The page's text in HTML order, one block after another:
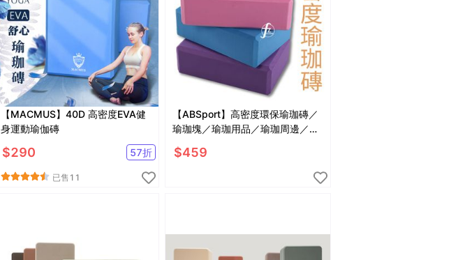
【MACMUS】40D 高密度EVA健
身運動瑜伽磚
$290 57折
已售 11
【ABSport】高密度環保瑜珈磚／
瑜珈塊／瑜珈用品／瑜珈周邊／
$459